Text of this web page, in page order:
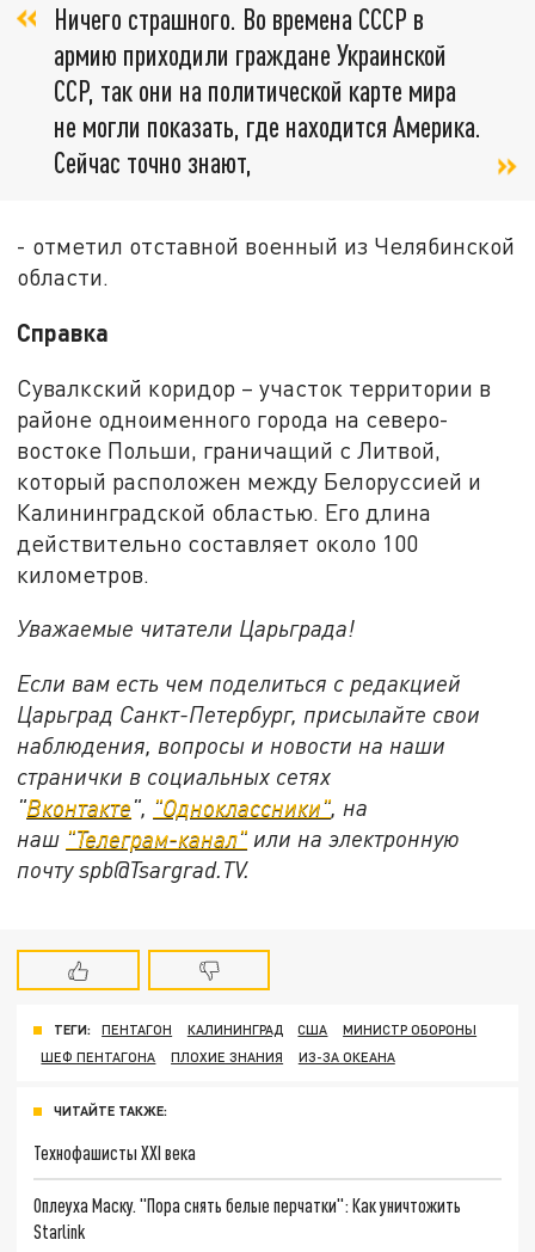
Ничего страшного. Во времена СССР в
армию приходили граждане Украинской
ССР, так они на политической карте мира
не могли показать, где находится Америка.
Сейчас точно знают,
- отметил отставной военный из Челябинской
области.
Справка
Сувалкский коридор – участок территории в
районе одноименного города на северо-
востоке Польши, граничащий с Литвой,
который расположен между Белоруссией и
Калининградской областью. Его длина
действительно составляет около 100
километров.
Уважаемые читатели Царьграда!
Если вам есть чем поделиться с редакцией
Царьград Санкт-Петербург, присылайте свои
наблюдения, вопросы и новости на наши
странички в социальных сетях
"Вконтакте", "Одноклассники", на
наш "Телеграм-канал" или на электронную
почту spb@Tsargrad.TV.
ТЕГИ: ПЕНТАГОН КАЛИНИНГРАД США
МИНИСТР ОБОРОНЫ
ШЕФ ПЕНТАГОНА
ПЛОХИЕ ЗНАНИЯ ИЗ-ЗА ОКЕАНА
ЧИТАЙТЕ ТАКЖЕ:
Технофашисты XXI века
Оплеуха Маску. "Пора снять белые перчатки": Как уничтожить
Starlink